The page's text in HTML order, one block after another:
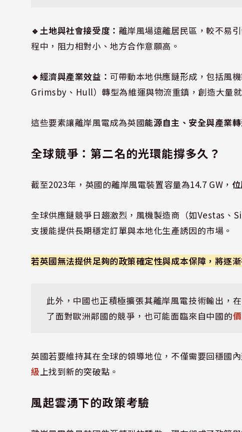
🔹土地與社會接受度： 離岸風場遠離居民區，較不易
程中，阻力相對小、地方合作意願高。
🔸經濟與產業效益： 可帶動本地供應鏈形成，包括風
Grimsby、Hull）轉型為維運與物流重鎮，創造大量就
這些要素讓離岸風電成為英國能源自主、安全與產業
全球競爭：第二名的光環能撐多久？
截至2023年，英國的離岸風電裝置容量為14.7 GW，
全球供應鏈競爭日趨激烈，風機製造商（如Vestas、
支援能提供長期穩定訂單與本地化生產誘因的市場。
若英國無法提供足夠的政策確定性與成本保障，將逐
此外，中國也正積極擴張其離岸風電技術輸出，
了面對歐洲鄰國的競爭，也可能面臨來自中國的
英國若要維持其在全球的領導地位，不僅需要回穩國
級上找到新的突破點。
風起雲湧下的政策考驗